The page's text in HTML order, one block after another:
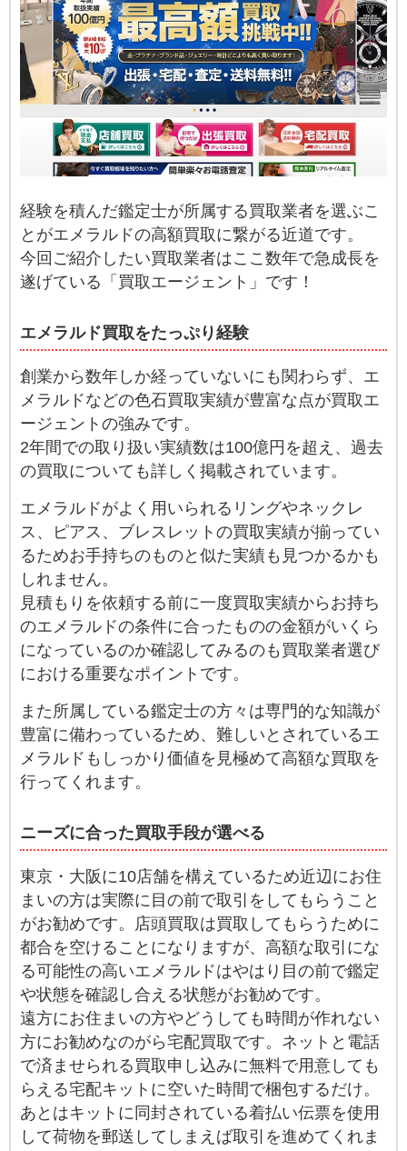
経験を積んだ鑑定士が所属する買取業者を選ぶこ
とがエメラルドの高額買取に繋がる近道です。
今回ご紹介したい買取業者はここ数年で急成長を
遂げている「買取エージェント」です！
エメラルド買取をたっぷり経験
創業から数年しか経っていないにも関わらず、エ
メラルドなどの色石買取実績が豊富な点が買取エ
ージェントの強みです。
2年間での取り扱い実績数は100億円を超え、過去
の買取についても詳しく掲載されています。
エメラルドがよく用いられるリングやネックレ
ス、ピアス、ブレスレットの買取実績が揃ってい
るためお手持ちのものと似た実績も見つかるかも
しれません。
見積もりを依頼する前に一度買取実績からお持ち
のエメラルドの条件に合ったものの金額がいくら
になっているのか確認してみるのも買取業者選び
における重要なポイントです。
また所属している鑑定士の方々は専門的な知識が
豊富に備わっているため、難しいとされているエ
メラルドもしっかり価値を見極めて高額な買取を
行ってくれます。
ニーズに合った買取手段が選べる
東京・大阪に10店舗を構えているため近辺にお住
まいの方は実際に目の前で取引をしてもらうこと
がお勧めです。店頭買取は買取してもらうために
都合を空けることになりますが、高額な取引にな
る可能性の高いエメラルドはやはり目の前で鑑定
や状態を確認し合える状態がお勧めです。
遠方にお住まいの方やどうしても時間が作れない
方にお勧めなのがら宅配買取です。ネットと電話
で済ませられる買取申し込みに無料で用意しても
らえる宅配キットに空いた時間で梱包するだけ。
あとはキットに同封されている着払い伝票を使用
して荷物を郵送してしまえば取引を進めてくれま